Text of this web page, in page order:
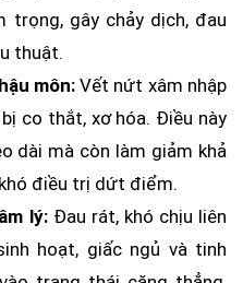
trọng, gây chảy dịch, đau
thuật.
môn:Vết nứt xâm nhập
co thắt, xơ hóa. Điều này
dài mà còn làm giảm khả
điều trị dứt điểm.
lý:Đau rát, khó chịu liên
hoạt, giấc ngủ và tinh